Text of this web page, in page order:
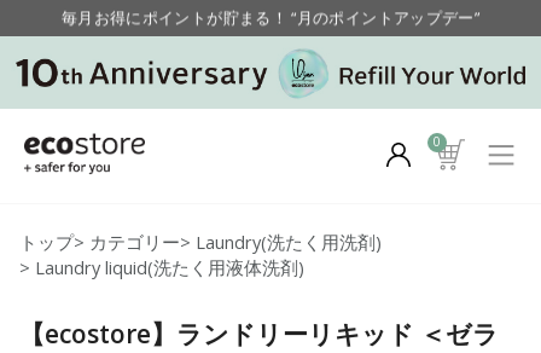
毎月お得にポイントが貯まる！ “月のポイントアップデー”
【重要】お盆期間中のお問い合わせと商品配送に関しまして
毎月お得にポイントが貯まる！ “月のポイントアップデー”
0
トップ> カテゴリー> Laundry(洗たく用洗剤)
> Laundry liquid(洗たく用液体洗剤)
【ecostore】ランドリーリキッド ＜ゼラ